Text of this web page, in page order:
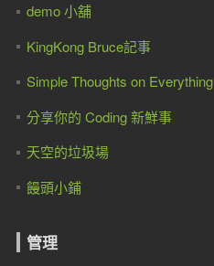
demo 小舖
KingKong Bruce記事
Simple Thoughts on Everything
分享你的 Coding 新鮮事
天空的垃圾場
饅頭小鋪
管理